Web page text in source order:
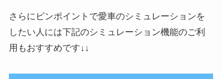
さらにピンポイントで愛車のシミュレーションを
したい人には下記のシミュレーション機能のご利
用もおすすめです↓↓